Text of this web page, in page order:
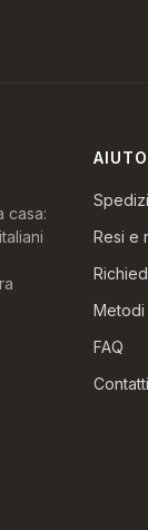
casa:
AIUTO
Resi e
Metodi
FAQ
Contatti